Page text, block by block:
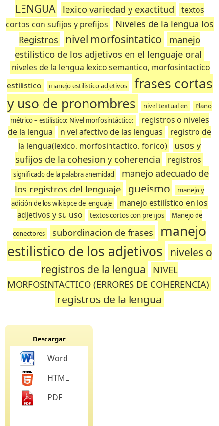
LENGUA
lexico variedad y exactitud
textos
cortos con sufijos y prefijos
Niveles de la lengua los
Registros
nivel morfosintatico
manejo
estilistico de los adjetivos en el lenguaje oral
niveles de la lengua lexico semantico, morfosintactico
estilistico
manejo estilistico adjetivos
frases cortas
y uso de pronombres
nivel textual en
Plano
métrico – estilístico: Nivel morfosintáctico:
registros o niveles
de la lengua
nivel afectivo de las lenguas
registro de
la lengua(lexico, morfosintactico, fonico)
usos y
sufijos de la cohesion y coherencia
registros
significado de la palabra anemidad
manejo adecuado de
los registros del lenguaje
gueismo
manejo y
adición de los wikispce de lenguaje
manejo estilístico en los
adjetivos y su uso
textos cortos con prefijos Manejo de
conectores subordinacion de frases
manejo
estilistico de los adjetivos niveles o
registros de la lengua
NIVEL
MORFOSINTACTICO (ERRORES DE COHERENCIA)
registros de la lengua
Descargar
Word
HTML
PDF